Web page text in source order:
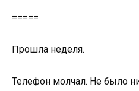
=====
Прошла неделя.
Телефон молчал. Не было